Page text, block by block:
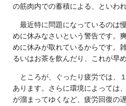
の筋肉内での蓄積による、といわ
最近特に問題になっているのは
めに休みなさいという警告です。
めに休みが取れているからです。
るいはお茶を飲んだり、これが早
ところが、ぐったり疲労では、
あります。さらに環境によっては
が溜まってゆくなど、疲労回復の